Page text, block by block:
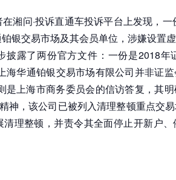
湘问·投诉直通车投诉平台上发现，
银交易市场及其会员单位，涉嫌设置
披露了两份官方文件：一份是2018
海华通铂银交易市场有限公司并非证
是上海市商务委员会的信访答复，其
神，该公司已被列入清理整顿重点交
理整顿，并责令其全面停止开新户